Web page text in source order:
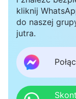
należy do
uważasz, że
domu Bożego
jesteś
kliknij
do naszej
jutra.